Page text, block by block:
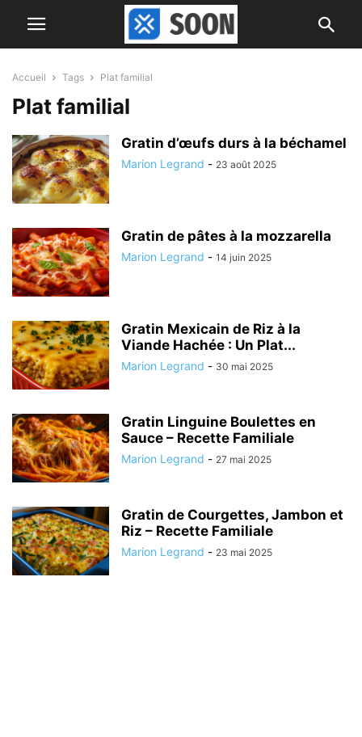
Accueil Tags Plat familial
Plat familial
Gratin d’œufs durs à la béchamel
Marion Legrand - 23 août 2025
Gratin de pâtes à la mozzarella
Marion Legrand - 14 juin 2025
Gratin Mexicain de Riz à la
Viande Hachée : Un Plat...
Marion Legrand - 30 mai 2025
Gratin Linguine Boulettes en
Sauce – Recette Familiale
Marion Legrand - 27 mai 2025
Gratin de Courgettes, Jambon et
Riz – Recette Familiale
Marion Legrand - 23 mai 2025